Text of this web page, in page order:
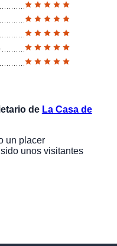
de La Casa de
un placer
unos visitantes